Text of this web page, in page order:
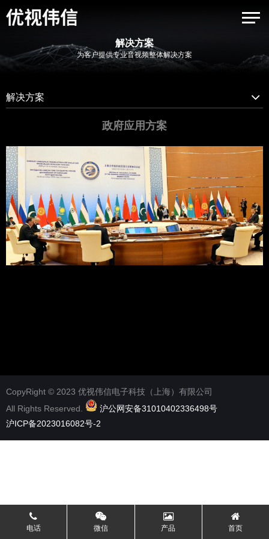
解决方案
为客户提供专业音视频整体解决方案
解决方案
政府应用方案
CopyRight © 2023 优视伟信电子科技（上海）有限公司
All Rights Reserved.
沪公网安备31010402336498号
沪ICP备2023016082号-2
电话 微信 产品 首页